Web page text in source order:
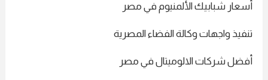
شبابيك الألمنيوم في مصر
واجهات وكالة الفضاء المصرية
شركات الالوميتال في مصر